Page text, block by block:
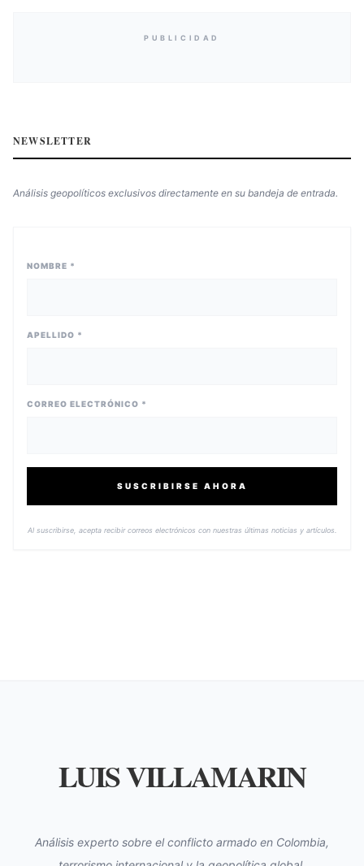
PUBLICIDAD
NEWSLETTER
Análisis geopolíticos exclusivos directamente en su bandeja de entrada.
NOMBRE *
APELLIDO *
CORREO ELECTRÓNICO *
SUSCRIBIRSE AHORA
Al suscribirse, acepta recibir correos electrónicos con nuestras últimas noticias y artículos.
LUIS VILLAMARIN
Análisis experto sobre el conflicto armado en Colombia,